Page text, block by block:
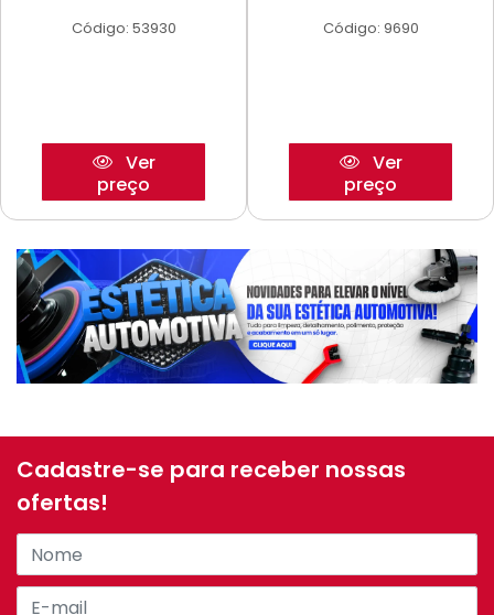
Código: 53930
Ver
preço
Código: 9690
Ver
preço
Cadastre-se para receber nossas
ofertas!